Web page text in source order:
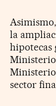
la
hipotecas
Ministerio
Ministerio
sector